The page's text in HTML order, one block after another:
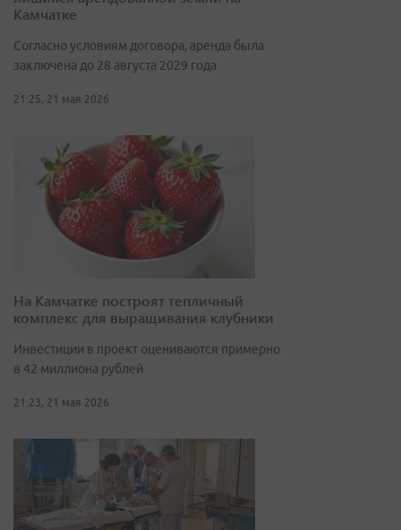
Камчатке
Согласно условиям договора, аренда была
заключена до 28 августа 2029 года
21:25, 21 мая 2026
На Камчатке построят тепличный
комплекс для выращивания клубники
Инвестиции в проект оцениваются примерно
в 42 миллиона рублей
21:23, 21 мая 2026